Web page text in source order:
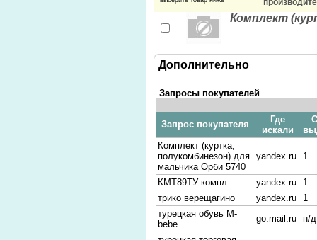
Комплект
Дополнительно
Запросы покупателей
Запрос покупателя
Где
искали
Комплект (куртка,
полукомбинезон) для
мальчика Орби 5740
yandex.ru 1
КМТ89ТУ компл yandex.ru
1
трико верещагино
yandex.ru
1
турецкая обувь M-
bebe
go.mail.ru н/д